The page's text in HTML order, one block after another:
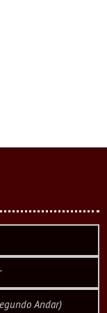
Andar)